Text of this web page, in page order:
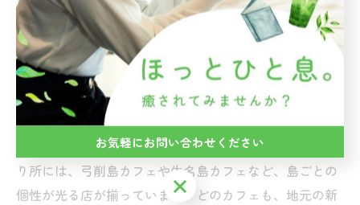
れながら過ごすひとときは、日常の喧騒を忘れさせてく
れます。上島町のカフェ巡りは、書店巡りが好きな方に
も新たな出会いと発見をもたらしてくれるでしょう。
カフェ好きが選ぶゆめしま海道の立ち寄り所
カフェ好きの間で評判の高いゆめしま海道沿いの立ち寄
り所には、弓削島カフェや生名島カフェなど、島ごとの
個性が光る店が揃っています。どのカフェも、地元の新
お気軽にお問い合わせください
お気軽にお問い合わせください